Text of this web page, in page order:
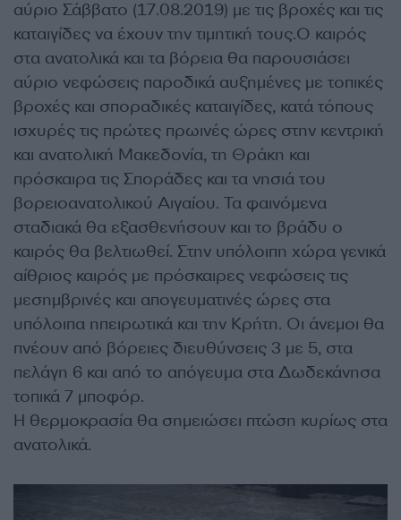
αύριο Σάββατο (17.08.2019) με τις βροχές και τις
καταιγίδες να έχουν την τιμητική τους.Ο καιρός
στα ανατολικά και τα βόρεια θα παρουσιάσει
αύριο νεφώσεις παροδικά αυξημένες με τοπικές
βροχές και σποραδικές καταιγίδες, κατά τόπους
ισχυρές τις πρώτες πρωινές ώρες στην κεντρική
και ανατολική Μακεδονία, τη Θράκη και
πρόσκαιρα τις Σποράδες και τα νησιά του
βορειοανατολικού Αιγαίου. Τα φαινόμενα
σταδιακά θα εξασθενήσουν και το βράδυ ο
καιρός θα βελτιωθεί. Στην υπόλοιπη χώρα γενικά
αίθριος καιρός με πρόσκαιρες νεφώσεις τις
μεσημβρινές και απογευματινές ώρες στα
υπόλοιπα ηπειρωτικά και την Κρήτη. Οι άνεμοι θα
πνέουν από βόρειες διευθύνσεις 3 με 5, στα
πελάγη 6 και από το απόγευμα στα Δωδεκάνησα
τοπικά 7 μποφόρ.
Η θερμοκρασία θα σημειώσει πτώση κυρίως στα
ανατολικά.